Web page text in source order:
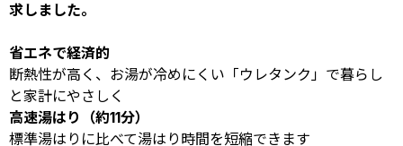
求しました。
省エネで経済的
断熱性が高く、お湯が冷めにくい「ウレタンク」で暮らし
と家計にやさしく
高速湯はり（約11分）
標準湯はりに比べて湯はり時間を短縮できます